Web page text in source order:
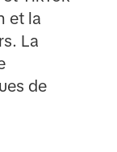
et la
La
de